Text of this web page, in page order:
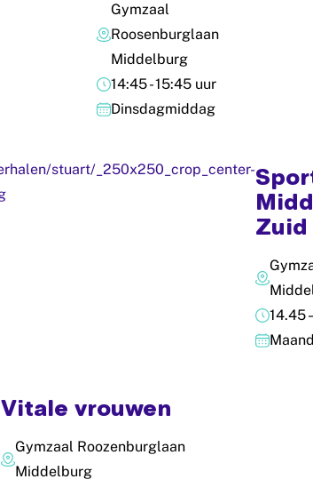
Gymzaal
Roosenburglaan
Middelburg
14:45 - 15:45 uur
Dinsdagmiddag
Zuid
14.45
Vitale vrouwen
Gymzaal Roozenburglaan
Middelburg